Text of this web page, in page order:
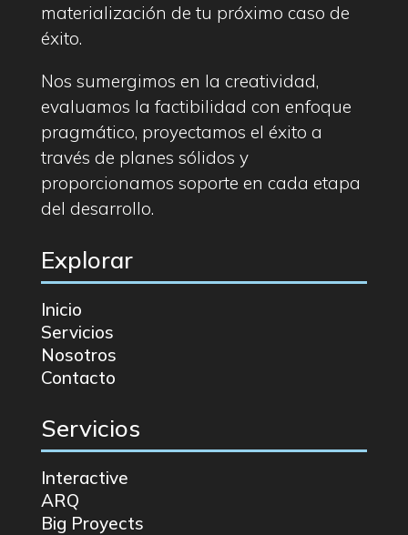
materialización de tu próximo caso de
éxito.
Nos sumergimos en la creatividad,
evaluamos la factibilidad con enfoque
pragmático, proyectamos el éxito a
través de planes sólidos y
proporcionamos soporte en cada etapa
del desarrollo.
Explorar
Inicio
Servicios
Nosotros
Contacto
Servicios
Interactive
ARQ
Big Proyects